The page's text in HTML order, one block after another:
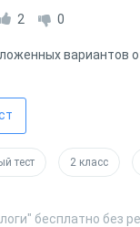
2 0
вариантов
тест 2 класс
бесплатно без